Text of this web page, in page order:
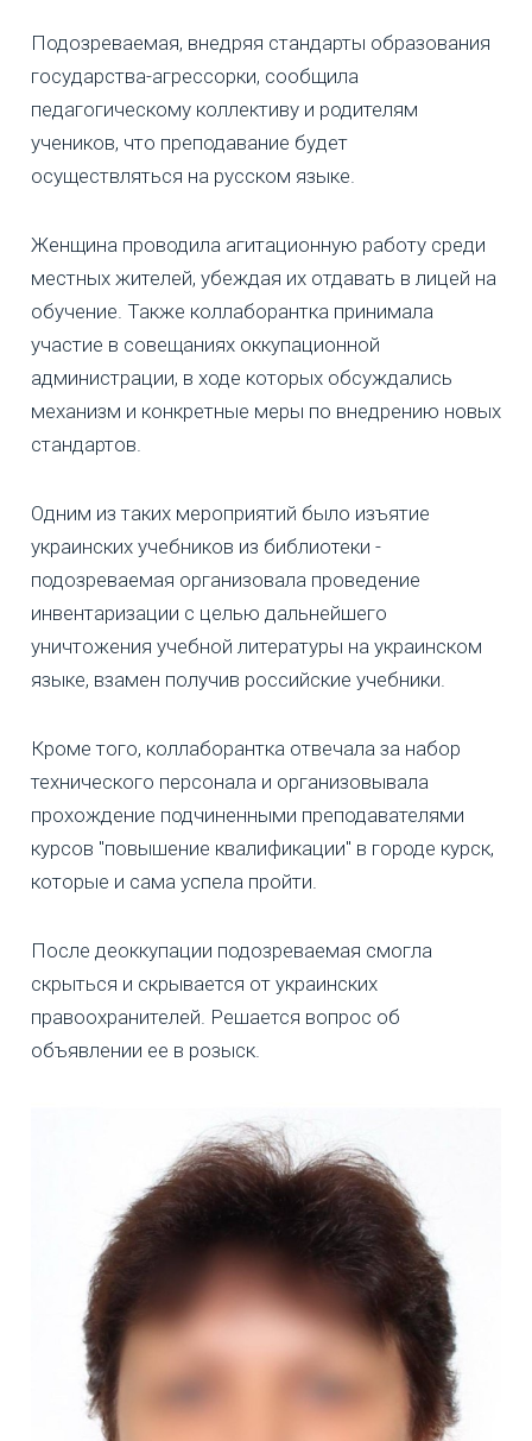
Подозреваемая, внедряя стандарты образования
государства-агрессорки, сообщила
педагогическому коллективу и родителям
учеников, что преподавание будет
осуществляться на русском языке.
Женщина проводила агитационную работу среди
местных жителей, убеждая их отдавать в лицей на
обучение. Также коллаборантка принимала
участие в совещаниях оккупационной
администрации, в ходе которых обсуждались
механизм и конкретные меры по внедрению новых
стандартов.
Одним из таких мероприятий было изъятие
украинских учебников из библиотеки -
подозреваемая организовала проведение
инвентаризации с целью дальнейшего
уничтожения учебной литературы на украинском
языке, взамен получив российские учебники.
Кроме того, коллаборантка отвечала за набор
технического персонала и организовывала
прохождение подчиненными преподавателями
курсов "повышение квалификации" в городе курск,
которые и сама успела пройти.
После деоккупации подозреваемая смогла
скрыться и скрывается от украинских
правоохранителей. Решается вопрос об
объявлении ее в розыск.